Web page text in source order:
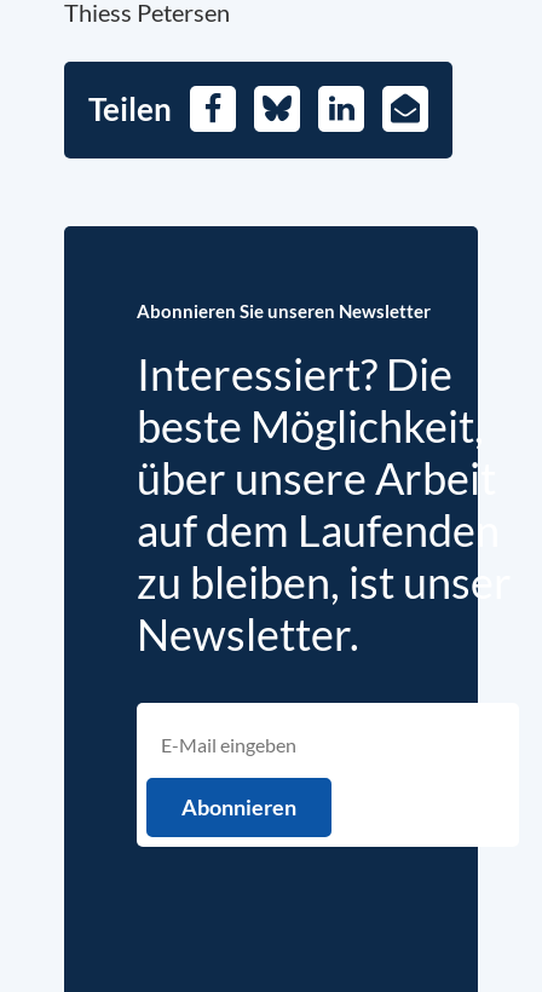
Thiess Petersen
Teilen FacebookBlueskyLinkedIn
E-
Mail
Abonnieren Sie unseren Newsletter
Interessiert? Die
beste Möglichkeit,
über unsere Arbeit
auf dem Laufenden
zu bleiben, ist unser
Newsletter.